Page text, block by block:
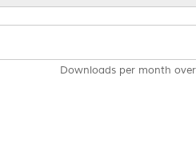
Downloads per month